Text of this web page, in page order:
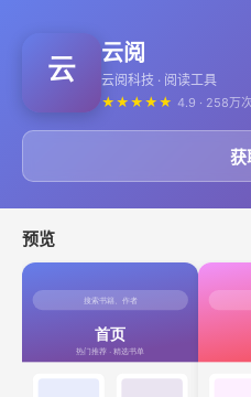
云阅
云阅科技 · 阅读工具
★ ★ ★ ★ ★ 4.9 · 258万
获
预览